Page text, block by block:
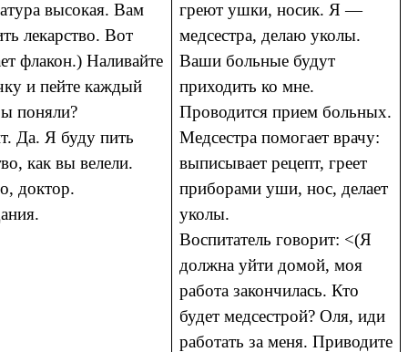
высокая. Вам
лекарство. Вот
флакон.) Наливайте
и пейте каждый
поняли?
Да. Я буду пить
как вы велели.
доктор.
греют ушки, носик. Я —
медсестра, делаю уколы.
Ваши больные будут
приходить ко мне.
Проводится прием больных.
Медсестра помогает врачу:
выписывает рецепт, греет
приборами уши, нос, делает
уколы.
Воспитатель говорит: <(Я
должна уйти домой, моя
работа закончилась. Кто
будет медсестрой? Оля, иди
работать за меня. Приводите